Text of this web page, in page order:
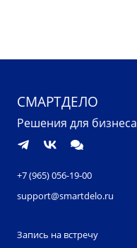
СМАРТДЕЛО
Решения для бизнеса
+7 (965) 056-19-00
support@smartdelo.ru
Запись на встречу